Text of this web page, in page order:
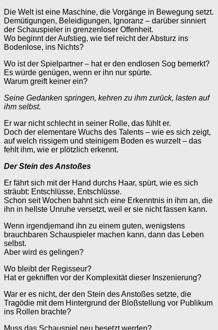
Die Welt ist eine Maschine, die Vorgänge in Bewegung setzt.
Demütigungen, Beleidigungen, Ignoranz – darüber sinniert
der Schauspieler in grenzenloser Offenheit.
Wo beginnt der Aufstieg, wie tief reicht der Absturz ins
Bodenlose, ins Nichts?
Wo ist der Spielpartner – hat er den endlosen Sog bemerkt?
Es würde genügen, wenn er ihn nur spürte.
Warum greift keiner ein?
Seine Gedanken springen, kehren zu ihm zurück, lasten auf
ihm selbst.
Er war nicht schlecht in seiner Rolle, das fühlt er.
Doch der elementare Wuchs des Talents – wie es sich zeigt,
auf welch rissigem und steinigem Boden es wurzelt – das
fehlt ihm, wie er plötzlich erkennt.
Der Stein des Anstoßes
Er fährt sich mit der Hand durchs Haar, spürt, wie es sich
sträubt: Entschlüsse, Entschlüsse.
Schon seit Wochen bahnt sich eine Erkenntnis in ihm an, die
ihn in hellste Unruhe versetzt, weil er sie nicht fassen kann.
Wenn irgendjemand ihn zu einem guten, wenigstens
brauchbaren Schauspieler machen kann, dann das Leben
selbst.
Aber wird es gelingen?
Wo bleibt der Regisseur?
Hat er gekniffen vor der Komplexität dieser Inszenierung?
War er es nicht, der den Stein des Anstoßes setzte, die
Tragödie mit dem Hintergrund der Bloßstellung vor Publikum
ins Rollen brachte?
Muss das Schauspiel neu besetzt werden?